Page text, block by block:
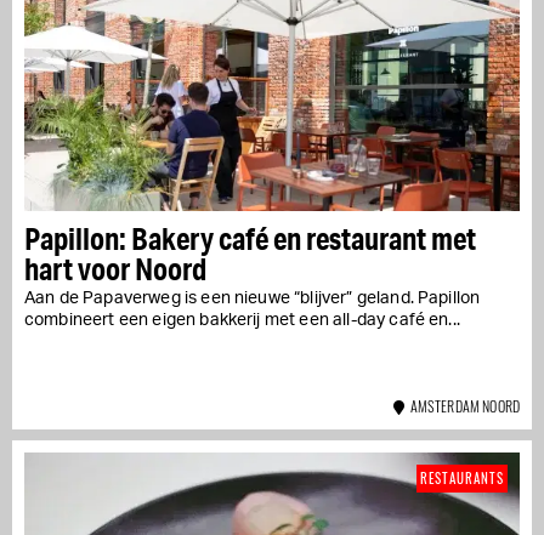
Papillon: Bakery café en restaurant met
hart voor Noord
Aan de Papaverweg is een nieuwe “blijver” geland. Papillon
combineert een eigen bakkerij met een all-day café en...
AMSTERDAM NOORD
RESTAURANTS